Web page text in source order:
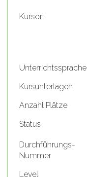
Kursort
Unterrichtssprache
Kursunterlagen
Anzahl Plätze
Status
Durchführungs-
Nummer
Level